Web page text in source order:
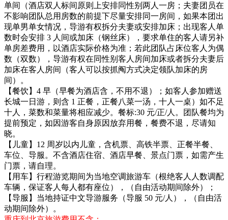
单间（酒店双人标间原则上安排同性别两人一房；夫妻团员在
不影响团队总用房数的前提下尽量安排同一房间，如果本团出
现单男单女情况，导游有权拆分夫妻或安排加床；出现客人单
数时会安排 3 人间或加床（钢丝床），要求单住的客人请另补
单房差费用，以酒店实际价格为准；若此团队占床位客人为偶
数（双数），导游有权在同性别客人房间加床或者拆分夫妻后
加床在客人房间（客人可以按抓阄方式决定领队加床的房
间）。
【餐饮】4 早（早餐为酒店含，不用不退）；如客人参加赠送
长城一日游，则含 1 正餐，正餐八菜一汤，十人一桌）如不足
十人，菜数和菜量将相应减少。餐标:30 元/正/人。团队餐均为
提前预定，如因游客自身原因放弃用餐，餐费不退，尽请知
晓。
【儿童】12 周岁以内儿童，含机票、高铁半票、正餐半餐、
车位、导服。不含酒店住宿、酒店早餐、景点门票，如需产生
门票，请自理。
【用车】行程游览期间为当地空调旅游车（根绝客人人数调配
车辆，保证客人每人都有座位），（自由活动期间除外）；
【导服】当地持证中文导游服务（导服 50 元/人），（自由活
动期间除外）。